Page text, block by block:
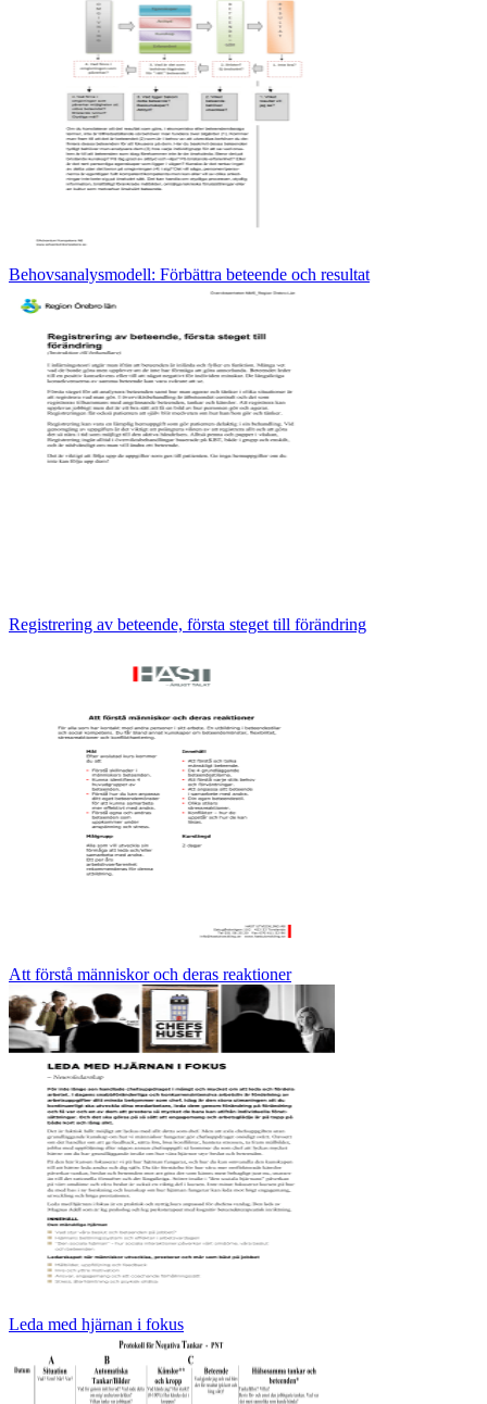
Behovsanalysmodell: Förbättra beteende och resultat
Registrering av beteende, första steget till förändring
Att förstå människor och deras reaktioner
Leda med hjärnan i fokus